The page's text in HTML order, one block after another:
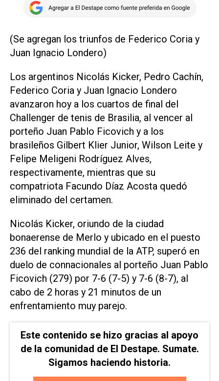
(Se agregan los triunfos de Federico Coria y
Juan Ignacio Londero)
Los argentinos Nicolás Kicker, Pedro Cachín,
Federico Coria y Juan Ignacio Londero
avanzaron hoy a los cuartos de final del
Challenger de tenis de Brasilia, al vencer al
porteño Juan Pablo Ficovich y a los
brasileños Gilbert Klier Junior, Wilson Leite y
Felipe Meligeni Rodríguez Alves,
respectivamente, mientras que su
compatriota Facundo Díaz Acosta quedó
eliminado del certamen.
Nicolás Kicker, oriundo de la ciudad
bonaerense de Merlo y ubicado en el puesto
236 del ranking mundial de la ATP, superó en
duelo de connacionales al porteño Juan Pablo
Ficovich (279) por 7-6 (7-5) y 7-6 (8-7), al
cabo de 2 horas y 21 minutos de un
enfrentamiento muy parejo.
Este contenido se hizo gracias al apoyo
de la comunidad de El Destape. Sumate.
Sigamos haciendo historia.